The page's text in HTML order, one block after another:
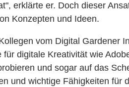
erklärte er. Doch dieser
Konzepten und Ideen.
vom Digital
digitale Kreativität wie
und sogar auf das
und wichtige Fähigkeiten für